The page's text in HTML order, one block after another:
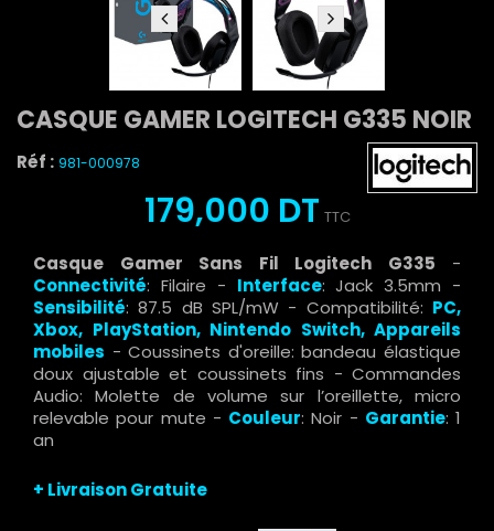
CASQUE GAMER LOGITECH G335 NOIR
Réf : 981-000978
179,000 DT TTC
Casque Gamer Sans Fil Logitech G335 -
Connectivité: Filaire - Interface: Jack 3.5mm -
Sensibilité: 87.5 dB SPL/mW - Compatibilité: PC,
Xbox, PlayStation, Nintendo Switch, Appareils
mobiles - Coussinets d'oreille: bandeau élastique
doux ajustable et coussinets fins - Commandes
Audio: Molette de volume sur l’oreillette, micro
relevable pour mute - Couleur: Noir - Garantie: 1
an
+ Livraison Gratuite